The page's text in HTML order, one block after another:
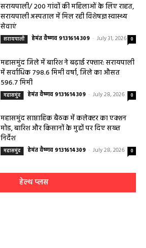
सरायपाली/ 200 गांवों की महिलाओं के लिए राहत,
सरायपाली अस्पताल में मिल रही विशेषज्ञ स्वास्थ्य
सेवाएं
सरायपाली हेमंत वैष्णव 9131614309 - July 31, 2026 0
महासमुंद जिले में बारिश ने बढ़ाई रफ्तार: सरायपाली
में सर्वाधिक 798.6 मिमी वर्षा, जिले का औसत
596.7 मिमी
महासमुंद हेमंत वैष्णव 9131614309 - July 28, 2026 0
महासमुंद साप्ताहिक बैठक में कलेक्टर का एक्शन
मोड, बारिश और किसानों के मुद्दों पर दिए सख्त
निर्देश
महासमुंद हेमंत वैष्णव 9131614309 - July 28, 2026 0
हेल्थ प्लस